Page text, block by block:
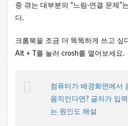
중 겪는 대부분의 “느림·연결 문제”
다.
크롬북을 조금 더 똑똑하게 쓰고 싶
Alt + T를 눌러 crosh를 열어보세요.
컴퓨터가 배경화면에서
움직인다면? 글자가 입
는 원인도 해설